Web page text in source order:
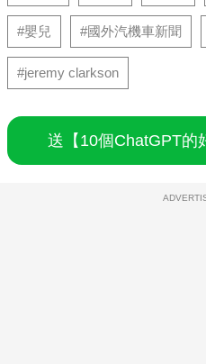
#嬰兒 #國外汽機車新聞
#jeremy clarkson
送【10個ChatGPT的